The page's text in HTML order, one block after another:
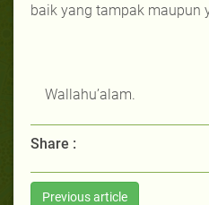
baik yang tampak maupun
Wallahu’alam.
Share :
Previous article